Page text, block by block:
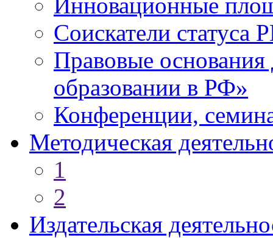
Соискатели статуса
Правовые
образовании в РФ»
Конференции,
Методическая
1
2
Издательская